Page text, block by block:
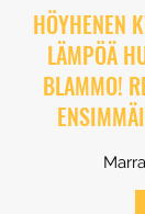
HÖYHENEN
LÄMPÖÄ
BLAMMO!